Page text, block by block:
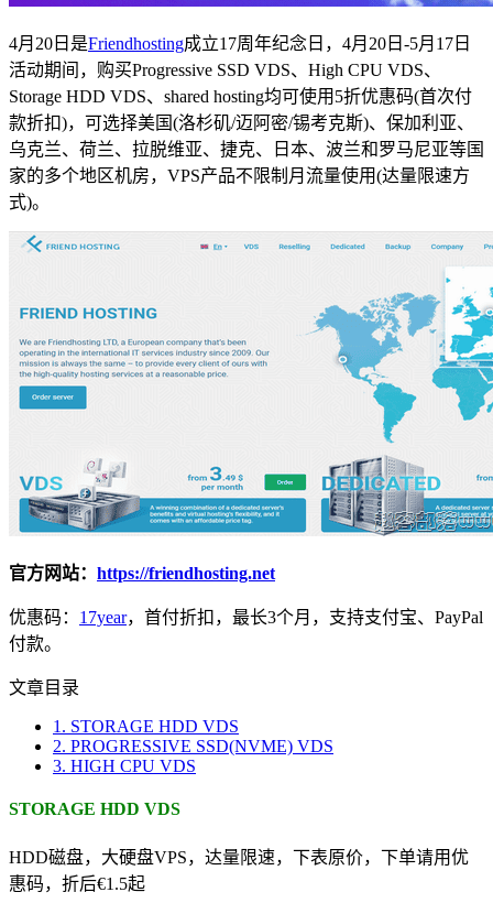
4月20日是Friendhosting成立17周年纪念日，4月20日-5月17日
活动期间，购买Progressive SSD VDS、High CPU VDS、
Storage HDD VDS、shared hosting均可使用5折优惠码(首次付
款折扣)，可选择美国(洛杉矶/迈阿密/锡考克斯)、保加利亚、
乌克兰、荷兰、拉脱维亚、捷克、日本、波兰和罗马尼亚等国
家的多个地区机房，VPS产品不限制月流量使用(达量限速方
式)。
官方网站： https://friendhosting.net
优惠码： 17year，首付折扣，最长3个月，支持支付宝、PayPal
付款。
文章目录
1. STORAGE HDD VDS
2. PROGRESSIVE SSD(NVME) VDS
3. HIGH CPU VDS
STORAGE HDD VDS
HDD磁盘，大硬盘VPS，达量限速，下表原价，下单请用优
惠码，折后€1.5起